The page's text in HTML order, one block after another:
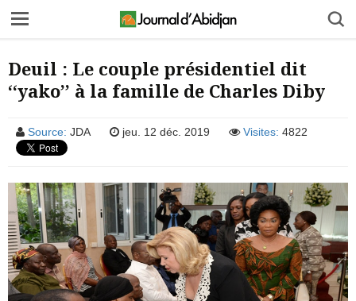
Deuil : Le couple présidentiel dit
‘‘yako’’ à la famille de Charles Diby
Source: JDA jeu. 12 déc. 2019 Visites: 4822